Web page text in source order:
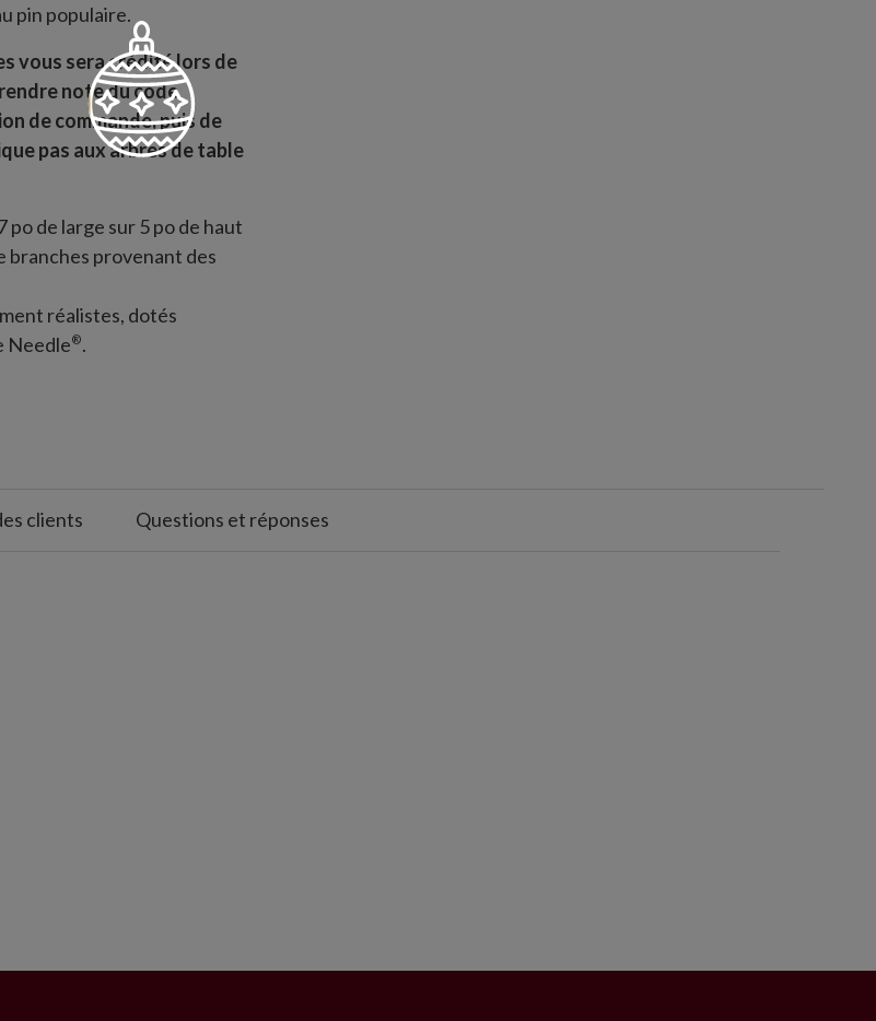
pin populaire.
vous sera crédité lors de
note du code
de commande, puis de
pas aux arbres de table
po de large sur 5 po de haut
branches provenant des
réalistes, dotés
Needle®.
clients Questions et réponses